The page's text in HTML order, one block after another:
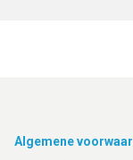
Footer
Algemene